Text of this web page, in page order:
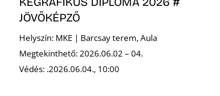
JÖVŐKÉPZŐ
Helyszín: MKE | Barcsay terem, Aula
Megtekinthető: 2026.06.02 – 04.
Védés: .2026.06.04., 10:00